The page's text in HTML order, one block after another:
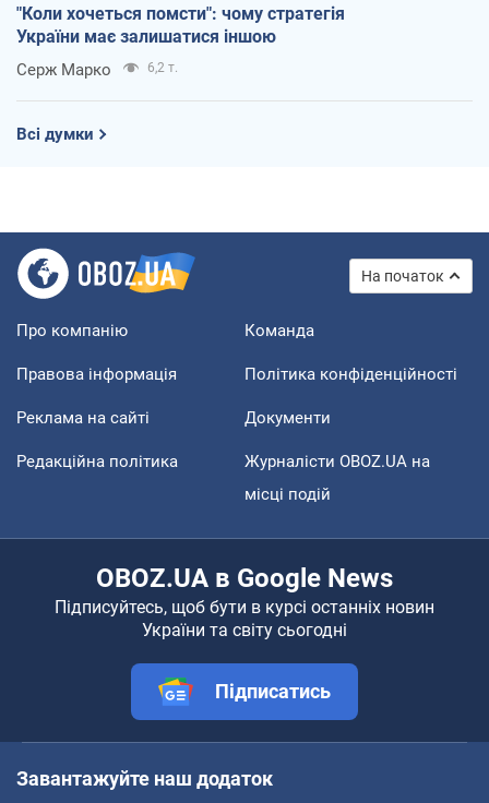
"Коли хочеться помсти": чому стратегія
України має залишатися іншою
Серж Марко 6,2 т.
Всі думки
На початок
Про компанію Команда
Правова інформація Політика конфіденційності
Реклама на сайті Документи
Редакційна політика
Журналісти OBOZ.UA на
місці подій
OBOZ.UA в Google News
Підписуйтесь, щоб бути в курсі останніх новин
України та світу сьогодні
Підписатись
Завантажуйте наш додаток